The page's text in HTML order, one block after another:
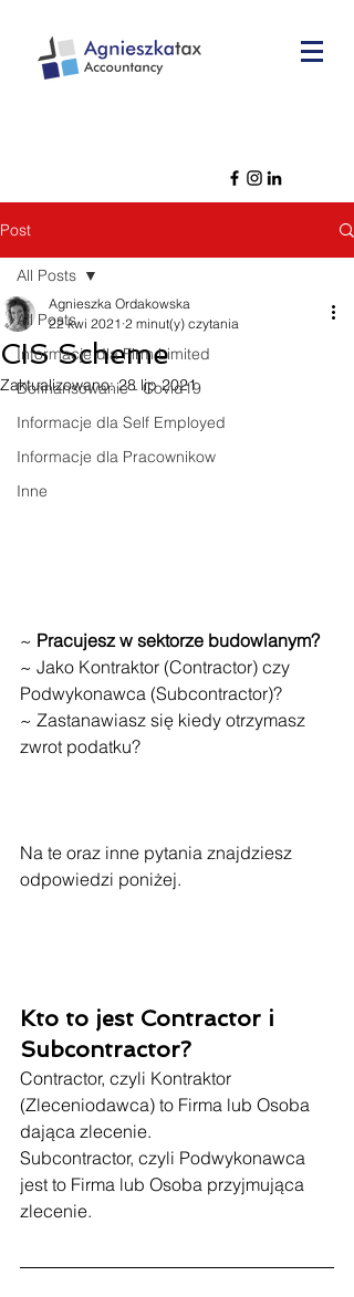
Post
All Posts
Informacje dla Firm Limited
Dofinansowanie - Covid19
Informacje dla Self Employed
Informacje dla Pracownikow
Inne
All Posts
CIS Scheme
Agnieszka Ordakowska
22 kwi 2021 2 minut(y) czytania
Zaktualizowano:28 lip 2021
~ Pracujesz w sektorze budowlanym?
~ Jako Kontraktor (Contractor) czy
Podwykonawca (Subcontractor)?
~ Zastanawiasz się kiedy otrzymasz
zwrot podatku?
Na te oraz inne pytania znajdziesz
odpowiedzi poniżej.
Kto to jest Contractor i
Subcontractor?
Contractor, czyli Kontraktor
(Zleceniodawca) to Firma lub Osoba
dająca zlecenie.
Subcontractor, czyli Podwykonawca
jest to Firma lub Osoba przyjmująca
zlecenie.